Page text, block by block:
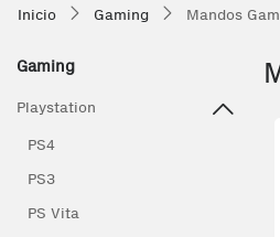
Inicio Gaming Mandos
Gaming
Playstation
PS4
PS3
PS Vita